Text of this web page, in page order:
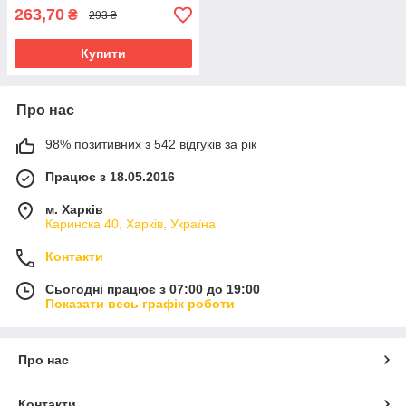
263,70 ₴ 293 ₴
Купити
Про нас
98% позитивних з 542 відгуків за рік
Працює з 18.05.2016
м. Харків
Каринска 40, Харків, Україна
Контакти
Сьогодні працює з 07:00 до 19:00
Показати весь графік роботи
Про нас